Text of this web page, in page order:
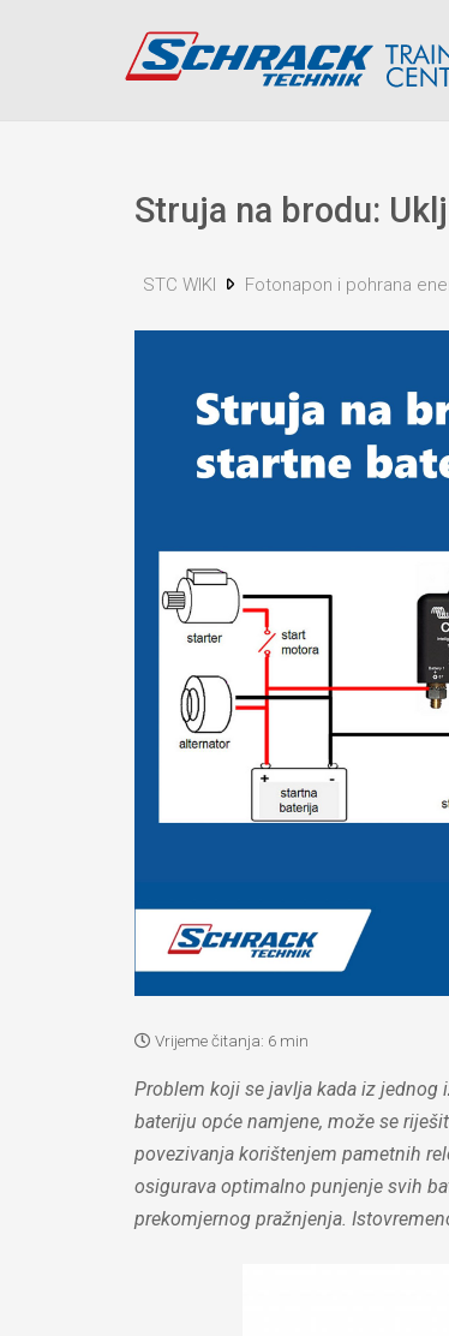
Struja na brodu:
STC WIKI Fotonapon i pohrana
Vrijeme čitanja: 6 min
Problem koji se javlja kada iz jednog
bateriju opće namjene, može se
povezivanja korištenjem pametnih
osigurava optimalno punjenje svih
prekomjernog pražnjenja.